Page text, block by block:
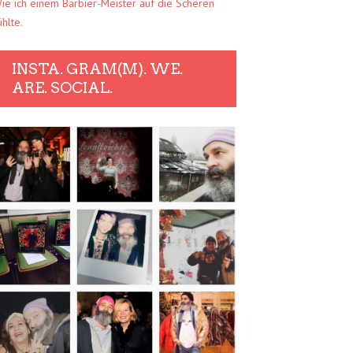
ich einem Barbier-Meister auf die Scheren
INSTA. GRAM(M). WE.
ARE. SOCIAL.